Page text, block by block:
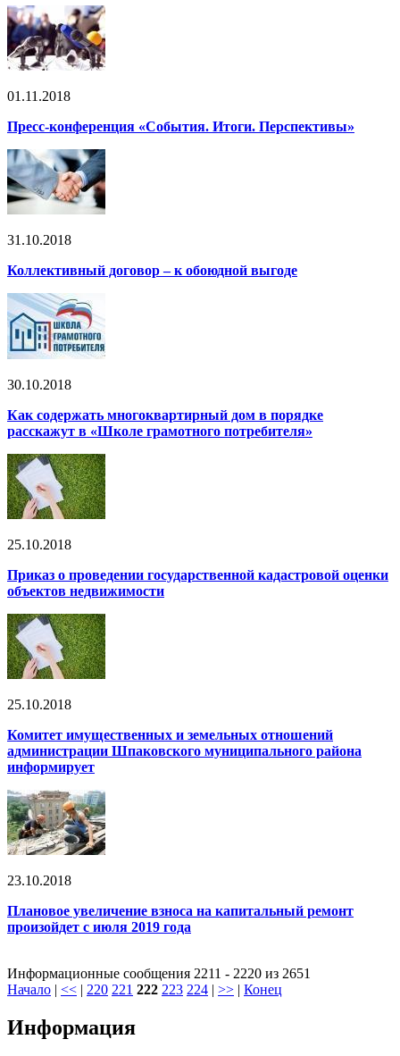
01.11.2018
Пресс-конференция «События. Итоги. Перспективы»
31.10.2018
Коллективный договор – к обоюдной выгоде
30.10.2018
Как содержать многоквартирный дом в порядке
расскажут в «Школе грамотного потребителя»
25.10.2018
Приказ о проведении государственной кадастровой оценки
объектов недвижимости
25.10.2018
Комитет имущественных и земельных отношений
администрации Шпаковского муниципального района
информирует
23.10.2018
Плановое увеличение взноса на капитальный ремонт
произойдет с июля 2019 года
Информационные сообщения 2211 - 2220 из 2651
Начало | << | 220 221 222 223 224 | >> | Конец
Информация